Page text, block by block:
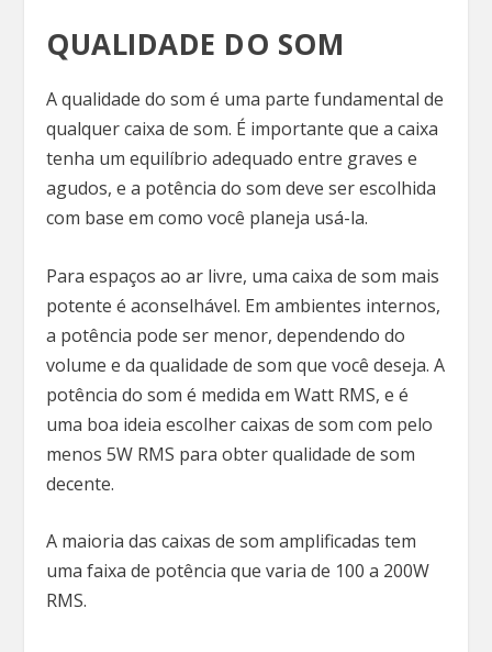
QUALIDADE DO SOM
A qualidade do som é uma parte fundamental de
qualquer caixa de som. É importante que a caixa
tenha um equilíbrio adequado entre graves e
agudos, e a potência do som deve ser escolhida
com base em como você planeja usá-la.
Para espaços ao ar livre, uma caixa de som mais
potente é aconselhável. Em ambientes internos,
a potência pode ser menor, dependendo do
volume e da qualidade de som que você deseja. A
potência do som é medida em Watt RMS, e é
uma boa ideia escolher caixas de som com pelo
menos 5W RMS para obter qualidade de som
decente.
A maioria das caixas de som amplificadas tem
uma faixa de potência que varia de 100 a 200W
RMS.